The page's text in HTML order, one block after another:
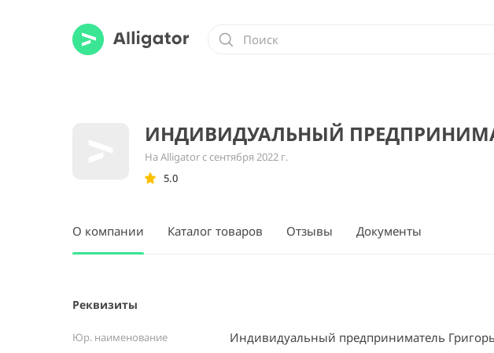
ИНДИВИДУАЛЬНЫЙ
На Alligator с сентября 2022 г.
5.0
О компании Каталог товаров Отзывы Документы
Реквизиты
Юр. наименование Индивидуальный предприниматель